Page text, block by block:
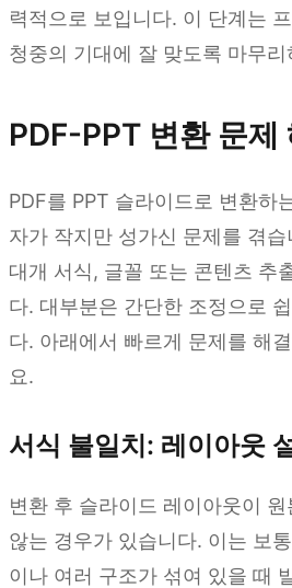
력적으로 보입니다. 이 단계는
청중의 기대에 잘 맞도록 마무
PDF-PPT 변환 문제
PDF를 PPT 슬라이드로 변환하
자가 작지만 성가신 문제를 겪
대개 서식, 글꼴 또는 콘텐츠 추
다. 대부분은 간단한 조정으로
다. 아래에서 빠르게 문제를 해
요.
서식 불일치: 레이아웃
변환 후 슬라이드 레이아웃이
않는 경우가 있습니다. 이는 보
이나 여러 구조가 섞여 있을 때